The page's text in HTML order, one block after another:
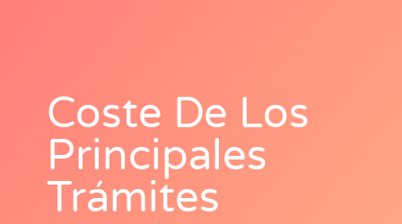
Coste De Los
Principales
Trámites